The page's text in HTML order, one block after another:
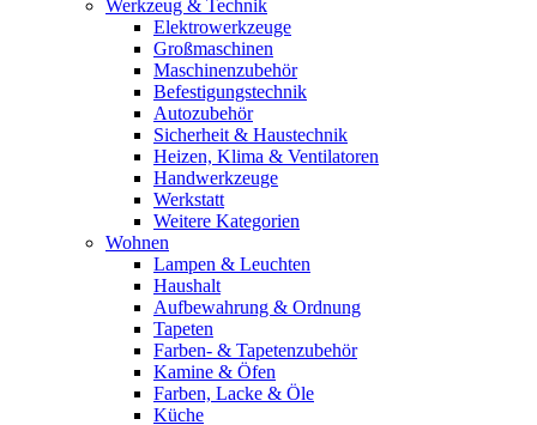
Werkzeug & Technik
Elektrowerkzeuge
Großmaschinen
Maschinenzubehör
Befestigungstechnik
Autozubehör
Sicherheit & Haustechnik
Heizen, Klima & Ventilatoren
Handwerkzeuge
Werkstatt
Weitere Kategorien
Wohnen
Lampen & Leuchten
Haushalt
Aufbewahrung & Ordnung
Tapeten
Farben- & Tapetenzubehör
Kamine & Öfen
Farben, Lacke & Öle
Küche